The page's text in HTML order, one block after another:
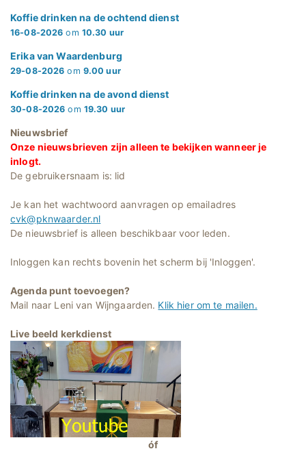
Koffie drinken na de ochtend dienst
16-08-2026 om 10.30 uur
Erika van Waardenburg
29-08-2026 om 9.00 uur
Koffie drinken na de avond dienst
30-08-2026 om 19.30 uur
Nieuwsbrief
Onze nieuwsbrieven zijn alleen te bekijken wanneer je
inlogt.
De gebruikersnaam is: lid
Je kan het wachtwoord aanvragen op emailadres
cvk@pknwaarder.nl
De nieuwsbrief is alleen beschikbaar voor leden.
Inloggen kan rechts bovenin het scherm bij 'Inloggen'.
Agenda punt toevoegen?
Mail naar Leni van Wijngaarden. Klik hier om te mailen.
Live beeld kerkdienst
óf